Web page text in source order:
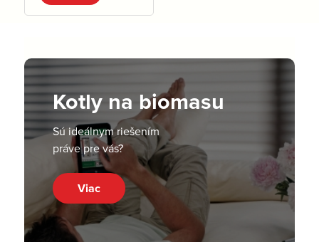
Kotly na biomasu
Sú ideálnym riešením
práve pre vás?
Viac